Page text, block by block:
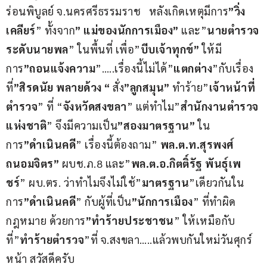
ร่อนพิบูลย์ จ.นครศรีธรรมราช   หลังเกิดเหตุมีการ”วิ่ง
เคลียร์” ทั้งจาก” แม่ของนักการเมือง” และ”นายตำรวจ
ระดับนายพล” ในพื้นที่ เพื่อ”บีบเจ้าทุกข์” ให้มี
การ”ถอนแจ้งความ”…..เรื่องนี้ไม่ได้”แตกต่าง”กับเรื่อง
ที่”สิรดนัย พลายด้วง “ สั่ง”ลูกสมุน” ทำร้าย”เจ้าหน้าที่
ตำรวจ” ที่ “จังหวัดสงขลา” แต่ทำไม”สำนักงานตำรวจ
แห่งชาติ” จึงมีความเป็น”สองมาตรฐาน” ใน
การ”ดำเนินคดี” เรื่องนี้ต้องถาม” พล.ต.ท.สุรพงศ์
ถนอมจิตร” ผบช.ภ.8 และ”พล.ต.อ.กิตติ์รัฐ พันธุ์เพ
ชร์” ผบ.ตร. ว่าทำไมจึงไม่ใช้”มาตรฐาน”เดียวกันใน
การ”ดำเนินคดี” กับผู้ที่เป็น”นักการเมือง” ที่ทำผิด
กฎหมาย ด้วยการ”ทำร้ายประชาชน” ให้เหมือกับ
ที่”ทำร้ายตำรวจ”ที่ จ.สงขลา…..แล้วพบกันใหม่วันศุกร์
หน้า สวัสดีครับ